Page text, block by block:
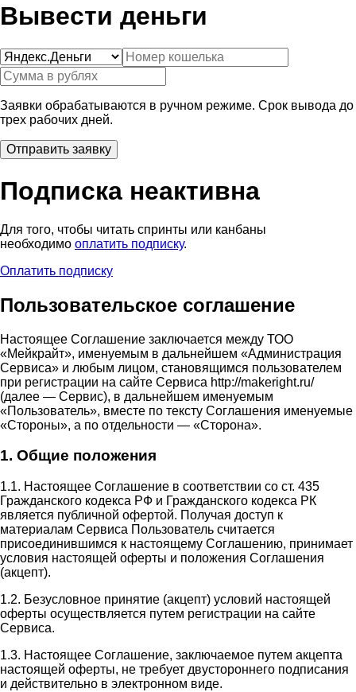
Вывести деньги
Заявки обрабатываются в ручном режиме. Срок вывода до
трех рабочих дней.
Подписка неактивна
Для того, чтобы читать спринты или канбаны
необходимо оплатить подписку.
Оплатить подписку
Пользовательское соглашение
Настоящее Соглашение заключается между ТОО
«Мейкрайт», именуемым в дальнейшем «Администрация
Сервиса» и любым лицом, становящимся пользователем
при регистрации на сайте Сервиса http://makeright.ru/
(далее — Сервис), в дальнейшем именуемым
«Пользователь», вместе по тексту Соглашения именуемые
«Стороны», а по отдельности — «Сторона».
1. Общие положения
1.1. Настоящее Соглашение в соответствии со ст. 435
Гражданского кодекса РФ и Гражданского кодекса РК
является публичной офертой. Получая доступ к
материалам Сервиса Пользователь считается
присоединившимся к настоящему Соглашению, принимает
условия настоящей оферты и положения Соглашения
(акцепт).
1.2. Безусловное принятие (акцепт) условий настоящей
оферты осуществляется путем регистрации на сайте
Сервиса.
1.3. Настоящее Соглашение, заключаемое путем акцепта
настоящей оферты, не требует двустороннего подписания
и действительно в электронном виде.